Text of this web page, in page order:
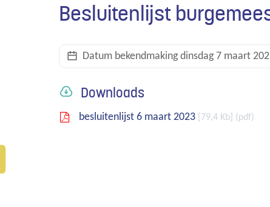
Besluitenlijst
Datum bekendmakingdinsdag 7 maart
Downloads
besluitenlijst 6 maart 2023 79,4 Kb pdf